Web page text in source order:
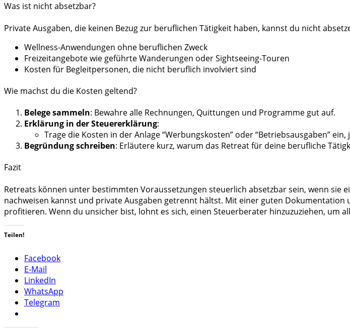
Was ist nicht absetzbar?
Private Ausgaben, die keinen Bezug zur beruflichen Tätigkeit haben, kannst du nicht
Wellness-Anwendungen ohne beruflichen Zweck
Freizeitangebote wie geführte Wanderungen oder Sightseeing-Touren
Kosten für Begleitpersonen, die nicht beruflich involviert sind
Wie machst du die Kosten geltend?
Belege sammeln: Bewahre alle Rechnungen, Quittungen und Programme gut auf.
Erklärung in der Steuererklärung:
Trage die Kosten in der Anlage “Werbungskosten” oder “Betriebsausgaben”
Begründung schreiben: Erläutere kurz, warum das Retreat für deine berufliche
Fazit
Retreats können unter bestimmten Voraussetzungen steuerlich absetzbar sein, wenn sie
nachweisen kannst und private Ausgaben getrennt hältst. Mit einer guten
profitieren. Wenn du unsicher bist, lohnt es sich, einen Steuerberater hinzuzuziehen, um
Teilen!
Facebook
E-Mail
LinkedIn
WhatsApp
Telegram